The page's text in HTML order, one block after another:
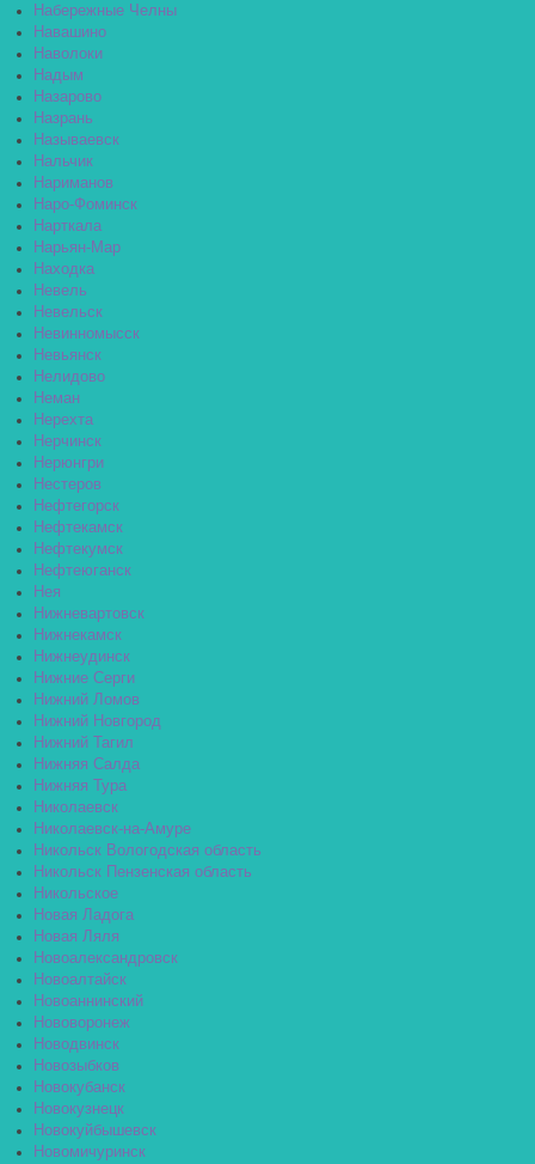
Набережные Челны
Навашино
Наволоки
Надым
Назарово
Назрань
Называевск
Нальчик
Нариманов
Наро-Фоминск
Нарткала
Нарьян-Мар
Находка
Невель
Невельск
Невинномысск
Невьянск
Нелидово
Неман
Нерехта
Нерчинск
Нерюнгри
Нестеров
Нефтегорск
Нефтекамск
Нефтекумск
Нефтеюганск
Нея
Нижневартовск
Нижнекамск
Нижнеудинск
Нижние Серги
Нижний Ломов
Нижний Новгород
Нижний Тагил
Нижняя Салда
Нижняя Тура
Николаевск
Николаевск-на-Амуре
Никольск Вологодская область
Никольск Пензенская область
Никольское
Новая Ладога
Новая Ляля
Новоалександровск
Новоалтайск
Новоаннинский
Нововоронеж
Новодвинск
Новозыбков
Новокубанск
Новокузнецк
Новокуйбышевск
Новомичуринск